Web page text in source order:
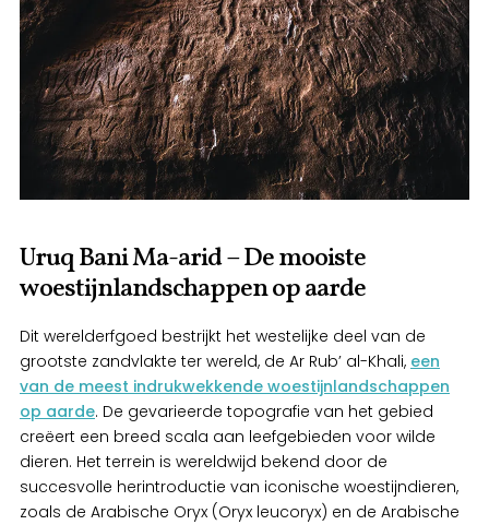
Uruq Bani Ma-arid – De mooiste
woestijnlandschappen op aarde
Dit werelderfgoed bestrijkt het westelijke deel van de
grootste zandvlakte ter wereld, de Ar Rub’ al-Khali, een
van de meest indrukwekkende woestijnlandschappen
op aarde. De gevarieerde topografie van het gebied
creëert een breed scala aan leefgebieden voor wilde
dieren. Het terrein is wereldwijd bekend door de
succesvolle herintroductie van iconische woestijndieren,
zoals de Arabische Oryx (Oryx leucoryx) en de Arabische